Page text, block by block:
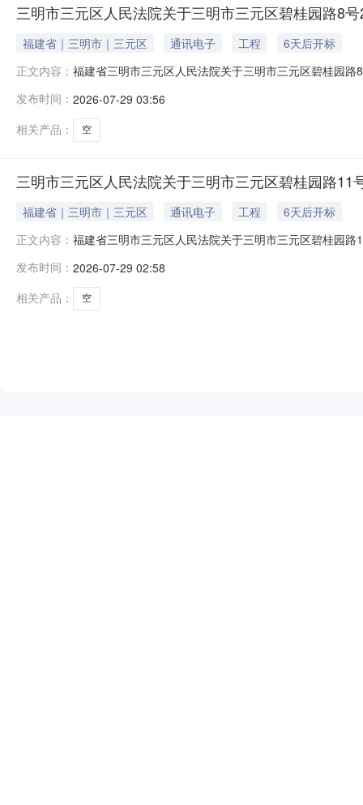
三明市三元区人民法院关于三明市三元区碧桂园路8
福建省｜三明市｜三元区 通讯电子 工程
6天后开标
正文内容： 福建省三明市三元区人民法院关于三明市三元区碧桂园
路8号236幢负一层345号车位；不动产权证编号（总号
发布时间： 2026-07-29 03:56
相关产品：
空
三明市三元区人民法院关于三明市三元区碧桂园路
福建省｜三明市｜三元区 通讯电子 工程
6天后开标
正文内容： 福建省三明市三元区人民法院关于三明市三元区碧桂园
路11号263幢负一层97号车位；不动产权证编号（总号
发布时间： 2026-07-29 02:58
相关产品：
空